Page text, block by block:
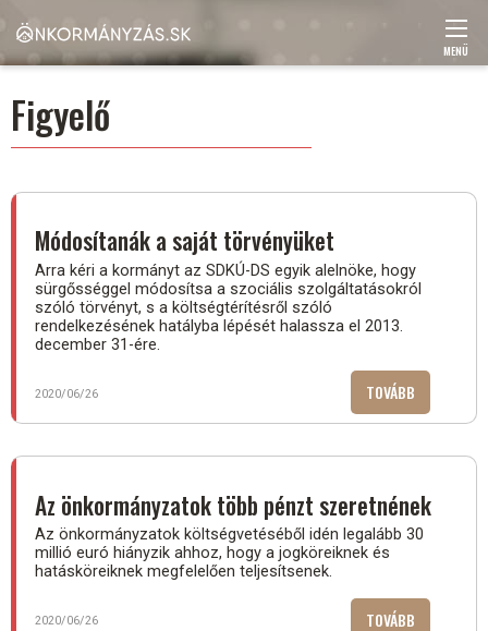
tartalomra
Main
navigation
MENÜ
Figyelő
Módosítanák a saját törvényüket
Arra kéri a kormányt az SDKÚ-DS egyik alelnöke, hogy
sürgősséggel módosítsa a szociális szolgáltatásokról
szóló törvényt, s a költségtérítésről szóló
rendelkezésének hatályba lépését halassza el 2013.
december 31-ére.
2020/06/26 TOVÁBB
A
Az önkormányzatok több pénzt szeretnének
Az önkormányzatok költségvetéséből idén legalább 30
millió euró hiányzik ahhoz, hogy a jogköreiknek és
hatásköreiknek megfelelően teljesítsenek.
2020/06/26 TOVÁBB